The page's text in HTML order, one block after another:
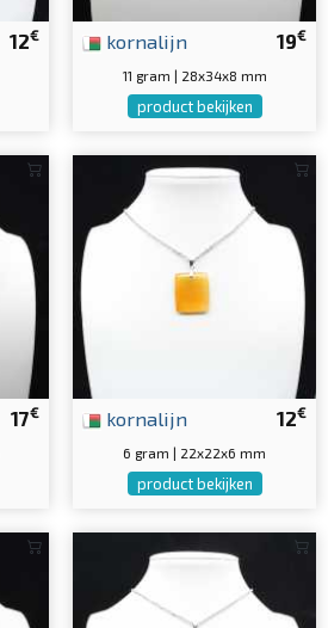
12€ 19€
kornalijn
11 gram | 28x34x8 mm
product bekijken
17€ 12€
kornalijn
6 gram | 22x22x6 mm
product bekijken